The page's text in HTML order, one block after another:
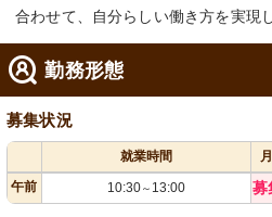
合わせて、自分らしい働き方を実現
勤務形態
募集状況
就業時間 月
午前
10:30～ 13:00 募